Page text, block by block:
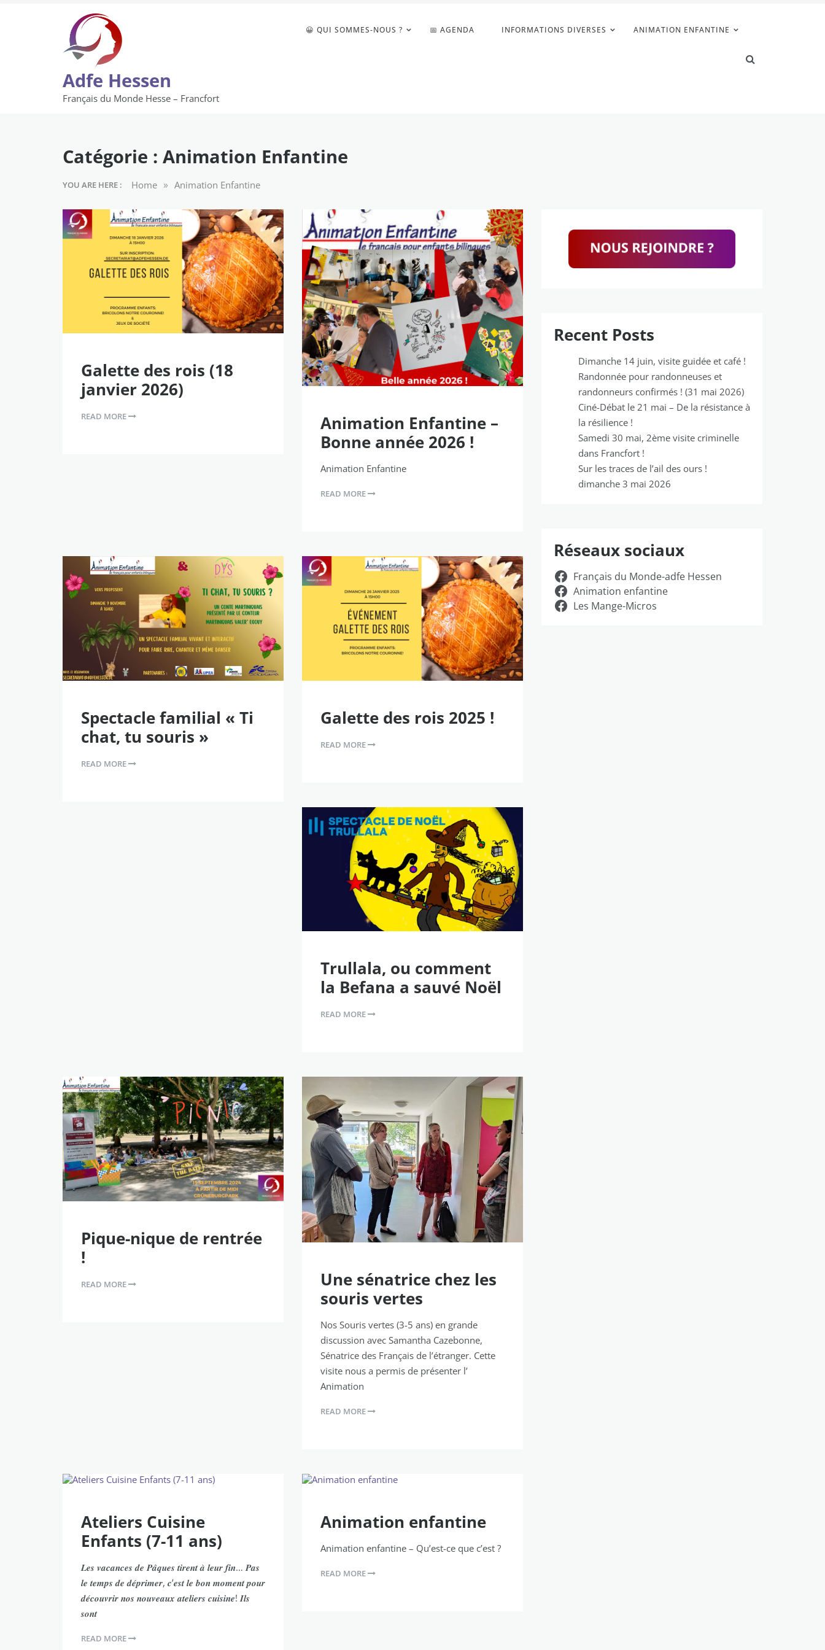
Adfe Hessen
Français du Monde Hesse – Francfort
😀 QUI SOMMES-NOUS ? 📅 AGENDA INFORMATIONS DIVERSES ANIMATION ENFANTINE
Catégorie : Animation Enfantine
YOU ARE HERE : Home » Animation Enfantine
Galette des rois (18
janvier 2026)
READ MORE
Animation Enfantine –
Bonne année 2026 !
Animation Enfantine
READ MORE
Spectacle familial « Ti
chat, tu souris »
READ MORE
Galette des rois 2025 !
READ MORE
Trullala, ou comment
la Befana a sauvé Noël
READ MORE
Pique-nique de rentrée
!
READ MORE
Une sénatrice chez les
souris vertes
Nos Souris vertes (3-5 ans) en grande
discussion avec Samantha Cazebonne,
Sénatrice des Français de l’étranger. Cette
visite nous a permis de présenter l’
Animation
READ MORE
Ateliers Cuisine
Enfants (7-11 ans)
𝑳𝒆𝒔 𝒗𝒂𝒄𝒂𝒏𝒄𝒆𝒔 𝒅𝒆 𝑷𝒂̂𝒒𝒖𝒆𝒔 𝒕𝒊𝒓𝒆𝒏𝒕 𝒂̀ 𝒍𝒆𝒖𝒓 𝒇𝒊𝒏… 𝑷𝒂𝒔
𝒍𝒆 𝒕𝒆𝒎𝒑𝒔 𝒅𝒆 𝒅𝒆́𝒑𝒓𝒊𝒎𝒆𝒓, 𝒄’𝒆𝒔𝒕 𝒍𝒆 𝒃𝒐𝒏 𝒎𝒐𝒎𝒆𝒏𝒕 𝒑𝒐𝒖𝒓
𝒅𝒆́𝒄𝒐𝒖𝒗𝒓𝒊𝒓 𝒏𝒐𝒔 𝒏𝒐𝒖𝒗𝒆𝒂𝒖𝒙 𝒂𝒕𝒆𝒍𝒊𝒆𝒓𝒔 𝒄𝒖𝒊𝒔𝒊𝒏𝒆! 𝑰𝒍𝒔
𝒔𝒐𝒏𝒕
READ MORE
Animation enfantine
Animation enfantine – Qu’est-ce que c’est ?
READ MORE
Recent Posts
Dimanche 14 juin, visite guidée et café !
Randonnée pour randonneuses et
randonneurs confirmés ! (31 mai 2026)
Ciné-Débat le 21 mai – De la résistance à
la résilience !
Samedi 30 mai, 2ème visite criminelle
dans Francfort !
Sur les traces de l’ail des ours !
dimanche 3 mai 2026
Réseaux sociaux
Français du Monde-adfe Hessen
Animation enfantine
Les Mange-Micros